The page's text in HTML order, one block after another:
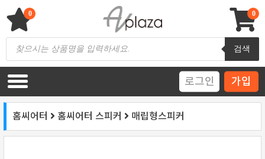
content
AV 플라자
하이파이 / 홈씨어터 전문 쇼핑몰
Products
search
검색
0
0
로그인 가입
홈씨어터 홈씨어터 스피커 매립형스피커